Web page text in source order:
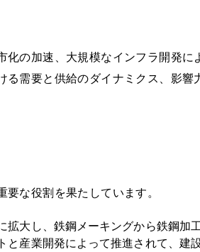
の加速、大規模なインフラ開発
需要と供給のダイナミクス、影
な役割を果たしています。
拡大し、鉄鋼メーキングから鉄鋼加
産業開発によって推進されて、建